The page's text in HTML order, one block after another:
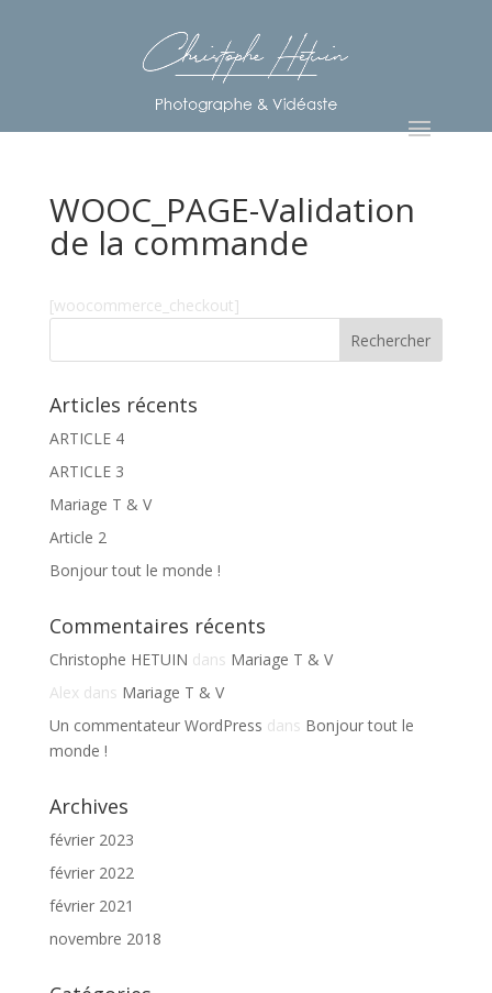
WOOC_PAGE-Validation
de la commande
[woocommerce_checkout]
Articles récents
ARTICLE 4
ARTICLE 3
Mariage T & V
Article 2
Bonjour tout le monde !
Commentaires récents
Christophe HETUIN dans Mariage T & V
Alex dans Mariage T & V
Un commentateur WordPress dans Bonjour tout le
monde !
Archives
février 2023
février 2022
février 2021
novembre 2018